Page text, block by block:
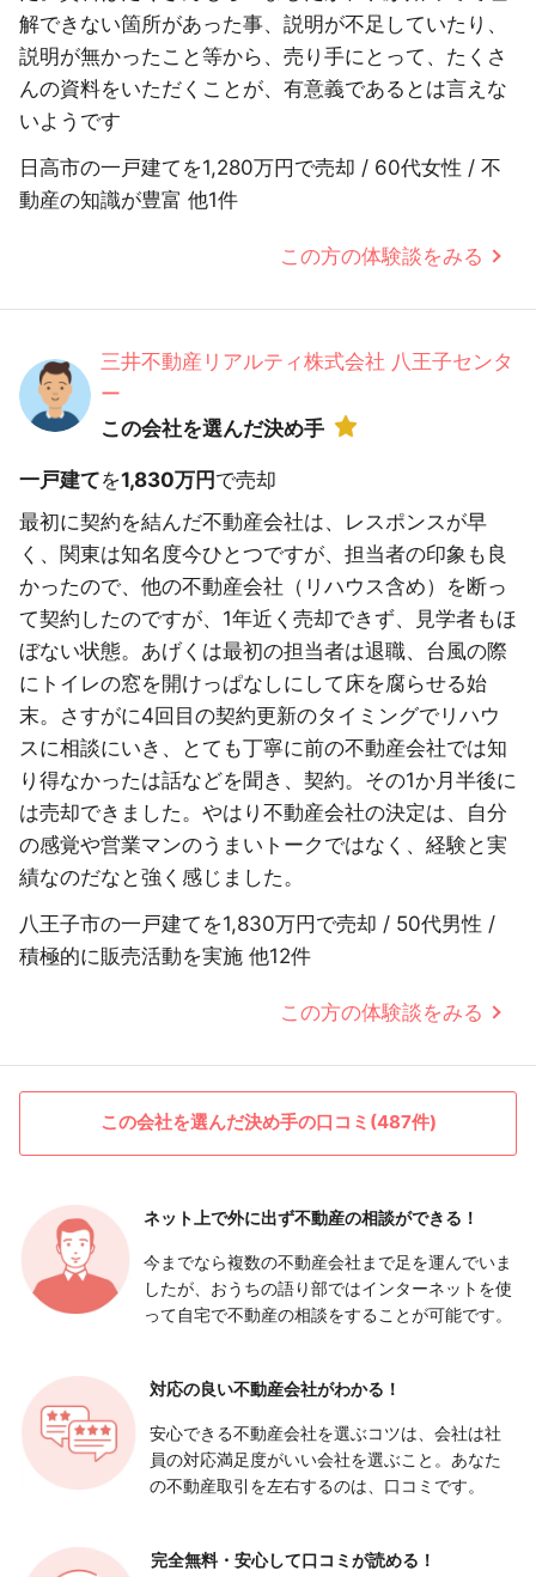
解できない箇所があった事、説明が不足していたり、
説明が無かったこと等から、売り手にとって、たくさ
んの資料をいただくことが、有意義であるとは言えな
いようです
日高市の一戸建てを1,280万円で売却 / 60代女性 / 不
動産の知識が豊富 他1件
この方の体験談をみる
三井不動産リアルティ株式会社 八王子センタ
ー
この会社を選んだ決め手
一戸建てを1,830万円で売却
最初に契約を結んだ不動産会社は、レスポンスが早
く、関東は知名度今ひとつですが、担当者の印象も良
かったので、他の不動産会社（リハウス含め）を断っ
て契約したのですが、1年近く売却できず、見学者もほ
ぼない状態。あげくは最初の担当者は退職、台風の際
にトイレの窓を開けっぱなしにして床を腐らせる始
末。さすがに4回目の契約更新のタイミングでリハウ
スに相談にいき、とても丁寧に前の不動産会社では知
り得なかったは話などを聞き、契約。その1か月半後に
は売却できました。やはり不動産会社の決定は、自分
の感覚や営業マンのうまいトークではなく、経験と実
績なのだなと強く感じました。
八王子市の一戸建てを1,830万円で売却 / 50代男性 /
積極的に販売活動を実施 他12件
この方の体験談をみる
この会社を選んだ決め手の口コミ(487件)
ネット上で外に出ず不動産の相談ができる！
今までなら複数の不動産会社まで足を運んでいま
したが、おうちの語り部ではインターネットを使
って自宅で不動産の相談をすることが可能です。
対応の良い不動産会社がわかる！
安心できる不動産会社を選ぶコツは、会社は社
員の対応満足度がいい会社を選ぶこと。あなた
の不動産取引を左右するのは、口コミです。
完全無料・安心して口コミが読める！